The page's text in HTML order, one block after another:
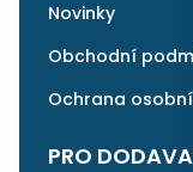
Novinky
Obchodní
Ochrana
PRO